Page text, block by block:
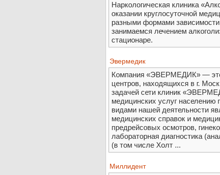
Наркологическая клиника
оказании круглосуточной
разными формами
занимаемся лечением
стационаре.
Эвермедик
Компания «ЭВЕРМЕДИК» —
центров, находящихся в г.
задачей сети клиник
медицинских услуг
видами нашей деятельности
медицинских справок и
предрейсовых осмотров,
лабораторная диагностика
(в том числе Холт ...
Миллидент